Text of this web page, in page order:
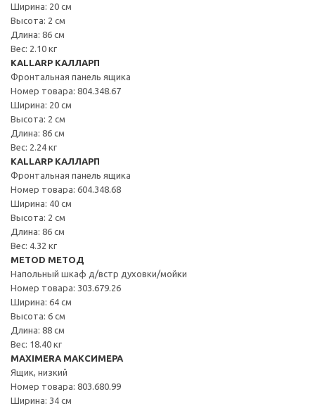
Ширина: 20 см
Высота: 2 см
Длина: 86 см
Вес: 2.10 кг
KALLARP КАЛЛАРП
Фронтальная панель ящика
Номер товара: 804.348.67
Ширина: 20 см
Высота: 2 см
Длина: 86 см
Вес: 2.24 кг
KALLARP КАЛЛАРП
Фронтальная панель ящика
Номер товара: 604.348.68
Ширина: 40 см
Высота: 2 см
Длина: 86 см
Вес: 4.32 кг
METOD МЕТОД
Напольный шкаф д/встр духовки/мойки
Номер товара: 303.679.26
Ширина: 64 см
Высота: 6 см
Длина: 88 см
Вес: 18.40 кг
MAXIMERA МАКСИМЕРА
Ящик, низкий
Номер товара: 803.680.99
Ширина: 34 см